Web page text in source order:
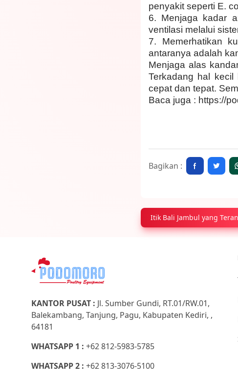
penyakit seperti E.
6. Menjaga kadar
ventilasi melalui
7. Memerhatikan
antaranya adalah
Menjaga alas
Terkadang hal
cepat dan tepat.
Baca juga : https://
Bagikan :
Itik Bali Jambul yang
KANTOR PUSAT : Jl. Sumber Gundi, RT.01/RW.01,
Balekambang, Tanjung, Pagu, Kabupaten Kediri, ,
64181
WHATSAPP 1 : +62 812-5983-5785
WHATSAPP 2 : +62 813-3076-5100